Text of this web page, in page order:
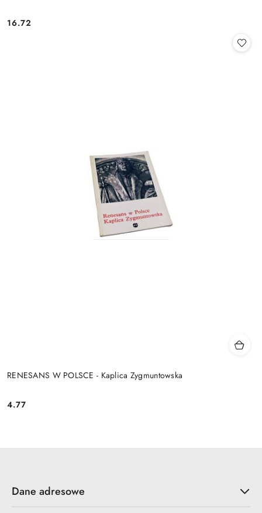
Cena:
16.72
RENESANS W POLSCE - Kaplica Zygmuntowska
Cena:
4.77
Dane adresowe